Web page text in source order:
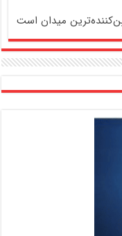
میدان است